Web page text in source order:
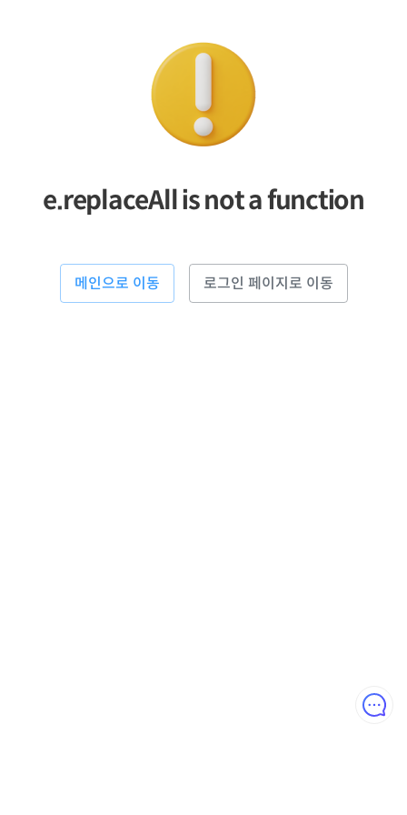
e.replaceAll is not a function
메인으로 이동 로그인 페이지로 이동